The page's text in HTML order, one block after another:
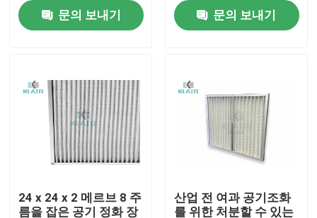
문의하기
부대 공기 정화 장치
HVAC 공기 정화 장치
헤파 공기 정화 장치
문의 보내기
문의 보내기
24 x 24 x 2 메르브 8 주
름을 잡은 공기 정화 장
산업 전 여과 공기조화
를 위한 처분할 수 있는